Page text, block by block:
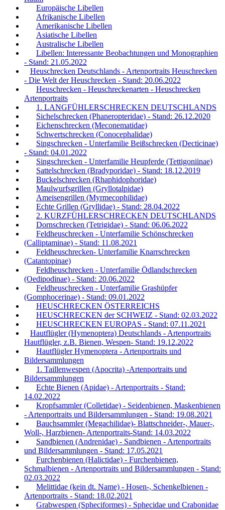
Europäische Libellen
Afrikanische Libellen
Amerikanische Libellen
Asiatische Libellen
Australische Libellen
Libellen: Interessante Beobachtungen und Monographien
- Stand: 21.05.2022
Heuschrecken Deutschlands - Artenportraits Heuschrecken
- Die Welt der Heuschrecken - Stand: 20.06.2022
Heuschrecken - Heuschreckenarten - Heuschrecken
Artenportraits
1. LANGFÜHLERSCHRECKEN DEUTSCHLANDS
Sichelschrecken (Phaneropteridae) - Stand: 26.12.2020
Eichenschrecken (Meconematidae)
Schwertschrecken (Conocephalidae)
Singschrecken - Unterfamilie Beißschrecken (Decticinae)
- Stand: 04.01.2022
Singschrecken - Unterfamilie Heupferde (Tettigoniinae)
Sattelschrecken (Bradyporidae) - Stand: 18.12.2019
Buckelschrecken (Rhaphidophoridae)
Maulwurfsgrillen (Gryllotalpidae)
Ameisengrillen (Myrmecophilidae)
Echte Grillen (Gryllidae) - Stand: 28.04.2022
2. KURZFÜHLERSCHRECKEN DEUTSCHLANDS
Dornschrecken (Tetrigidae) - Stand: 06.06.2022
Feldheuschrecken - Unterfamilie Schönschrecken
(Calliptaminae) - Stand: 11.08.2021
Feldheuschrecken- Unterfamilie Knarrschrecken
(Catantopinae)
Feldheuschrecken - Unterfamilie Ödlandschrecken
(Oedipodinae) - Stand: 20.06.2022
Feldheuschrecken - Unterfamilie Grashüpfer
(Gomphocerinae) - Stand: 09.01.2022
HEUSCHRECKEN ÖSTERREICHS
HEUSCHRECKEN der SCHWEIZ - Stand: 02.03.2022
HEUSCHRECKEN EUROPAS - Stand: 07.11.2021
Hautflügler (Hymenoptera) Deutschlands - Artenportraits
Hautflügler, z.B. Bienen, Wespen- Stand: 19.12.2022
Hautflügler Hymenoptera - Artenportraits und
Bildersammlungen
1. Taillenwespen (Apocrita) -Artenportraits und
Bildersammlungen
Echte Bienen (Apidae) - Artenportraits - Stand:
14.02.2022
Kropfsammler (Colletidae) - Seidenbienen, Maskenbienen
- Artenportraits und Bildersammlungen - Stand: 19.08.2021
Bauchsammler (Megachilidae)- Blattschneider-, Mauer-,
Woll-, Harzbienen- Artenportraits-Stand: 14.03.2022
Sandbienen (Andrenidae) - Sandbienen - Artenportraits
und Bildersammlungen - Stand: 17.05.2021
Furchenbienen (Halictidae) - Furchenbienen,
Schmalbienen - Artenportraits und Bildersammlungen - Stand:
02.03.2022
Melittidae (kein dt. Name) - Hosen-, Schenkelbienen -
Artenportraits - Stand: 18.02.2021
Grabwespen (Spheciformes) - Sphecidae und Crabonidae